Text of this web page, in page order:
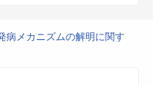
病メカニズムの解明に関す